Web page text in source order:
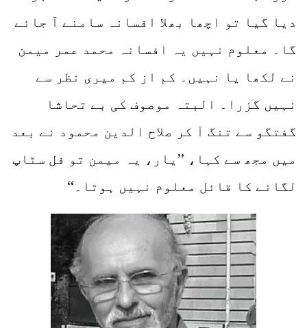
دیا گیا تو اچھا بھلا افسانہ سامنے آ جائے
گا۔ معلوم نہیں یہ افسانہ محمد عمر میمن
نے لکھا یا نہیں۔ کم از کم میری نظر سے
نہیں گزرا۔ البتہ موصوف کی بے تحاشا
گفتگو سے تنگ آ کر صلاح الدین محمود نے بعد
میں مجھ سے کہا، ’’یار، یہ میمن تو فل سٹاپ
لگانے کا قائل معلوم نہیں ہوتا۔‘‘